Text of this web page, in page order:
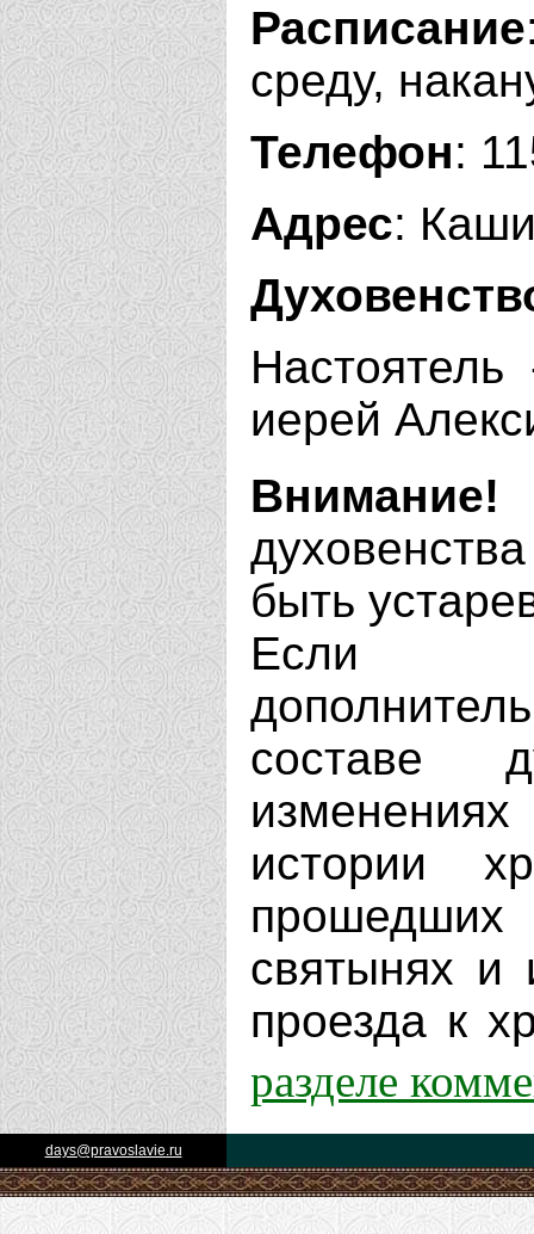
Расписание
среду,
Телефон:
Адрес:
иерей
Внимание!
быть
Если
составе
истории
святынях и
проезда к
разделе
days@pravoslavie.ru